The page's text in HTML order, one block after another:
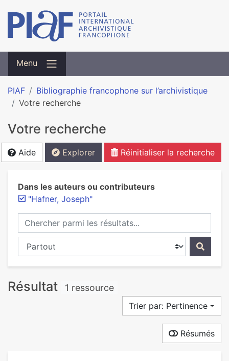
Menu
PIAF
Bibliographie francophone sur l’archivistique
Votre recherche
Votre recherche
Aide Explorer Réinitialiser la recherche
Dans les auteurs ou contributeurs
"Hafner, Joseph"
Chercher parmi les résultats...
Chercher dans...
Résultat 1 ressource
Trier par: Pertinence
Résumés